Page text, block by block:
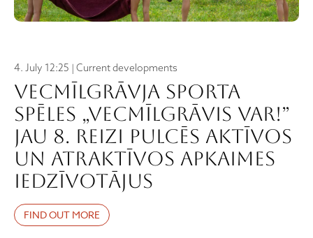
4. July 12:25 | Current developments
Vecmīlgrāvja sporta
spēles „VECMĪLGRĀVIS VAR!”
jau 8. reizi pulcēs aktīvos
un atraktīvos apkaimes
iedzīvotājus
FIND OUT MORE